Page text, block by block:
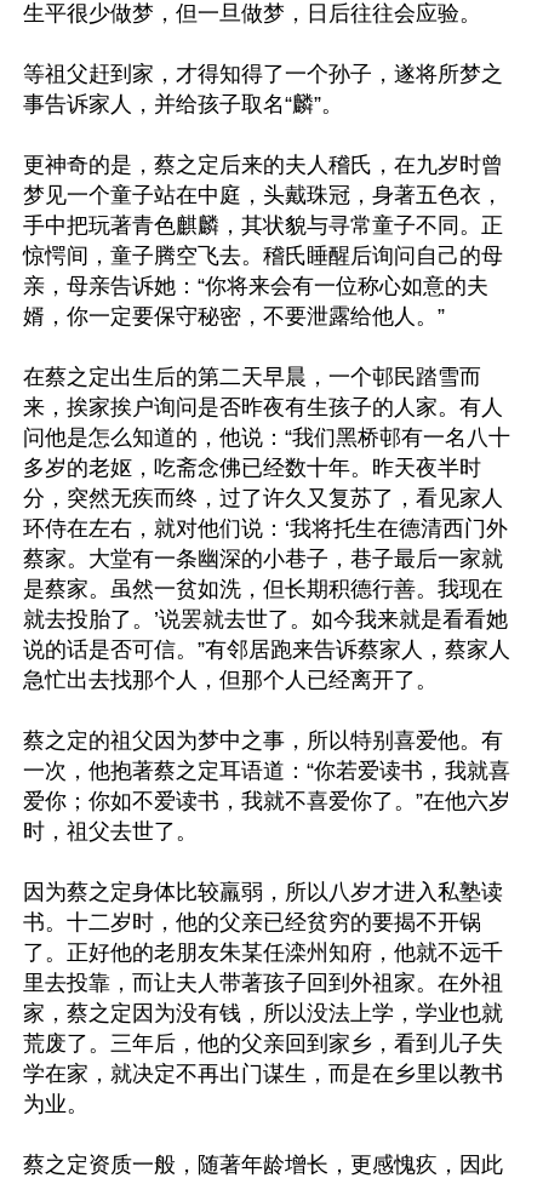
生平很少做梦，但一旦做梦，日后往往会应验。
等祖父赶到家，才得知得了一个孙子，遂将所梦之
事告诉家人，并给孩子取名“麟”。
更神奇的是，蔡之定后来的夫人稽氏，在九岁时曾
梦见一个童子站在中庭，头戴珠冠，身著五色衣，
手中把玩著青色麒麟，其状貌与寻常童子不同。正
惊愕间，童子腾空飞去。稽氏睡醒后询问自己的母
亲，母亲告诉她：“你将来会有一位称心如意的夫
婿，你一定要保守秘密，不要泄露给他人。”
在蔡之定出生后的第二天早晨，一个邨民踏雪而
来，挨家挨户询问是否昨夜有生孩子的人家。有人
问他是怎么知道的，他说：“我们黑桥邨有一名八十
多岁的老妪，吃斋念佛已经数十年。昨天夜半时
分，突然无疾而终，过了许久又复苏了，看见家人
环侍在左右，就对他们说：‘我将托生在德清西门外
蔡家。大堂有一条幽深的小巷子，巷子最后一家就
是蔡家。虽然一贫如洗，但长期积德行善。我现在
就去投胎了。’说罢就去世了。如今我来就是看看她
说的话是否可信。”有邻居跑来告诉蔡家人，蔡家人
急忙出去找那个人，但那个人已经离开了。
蔡之定的祖父因为梦中之事，所以特别喜爱他。有
一次，他抱著蔡之定耳语道：“你若爱读书，我就喜
爱你；你如不爱读书，我就不喜爱你了。”在他六岁
时，祖父去世了。
因为蔡之定身体比较羸弱，所以八岁才进入私塾读
书。十二岁时，他的父亲已经贫穷的要揭不开锅
了。正好他的老朋友朱某任滦州知府，他就不远千
里去投靠，而让夫人带著孩子回到外祖家。在外祖
家，蔡之定因为没有钱，所以没法上学，学业也就
荒废了。三年后，他的父亲回到家乡，看到儿子失
学在家，就决定不再出门谋生，而是在乡里以教书
为业。
蔡之定资质一般，随著年龄增长，更感愧疚，因此